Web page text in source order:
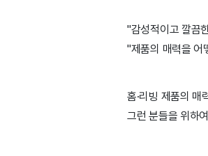
"감성적이고 깔끔
"제품의 매력을 어
홈·리빙 제품의 매
그런 분들을 위하